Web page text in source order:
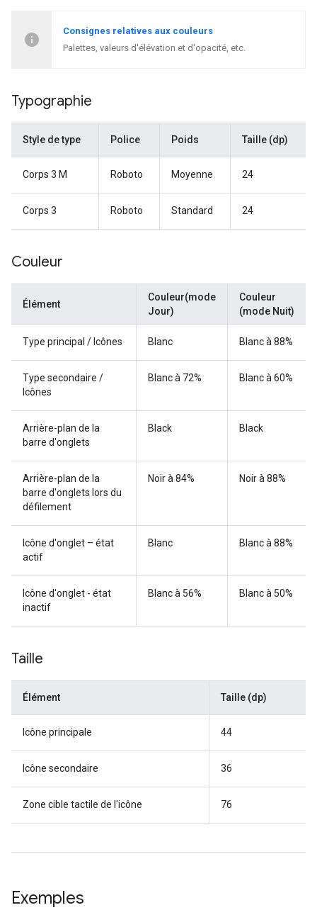
Consignes relatives aux couleurs
Palettes, valeurs d'élévation et d'opacité, etc.
Typographie
Style de type Police Poids Taille (dp)
Corps 3 M Roboto Moyenne 24
Corps 3 Roboto Standard 24
Couleur
Élément
Couleur(mode
Jour)
Couleur
(mode Nuit)
Type principal / Icônes Blanc Blanc à 88%
Type secondaire /
Icônes
Blanc à 72% Blanc à 60%
Arrière-plan de la
barre d'onglets
Black Black
Arrière-plan de la
barre d'onglets lors du
défilement
Noir à 84% Noir à 88%
Icône d'onglet – état
actif
Blanc Blanc à 88%
Icône d'onglet - état
inactif
Blanc à 56% Blanc à 50%
Taille
Élément Taille (dp)
Icône principale 44
Icône secondaire 36
Zone cible tactile de l'icône 76
Exemples